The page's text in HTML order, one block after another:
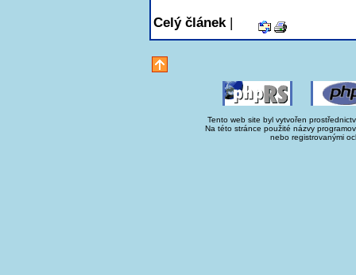
Celý článek |
Tento web site byl vytvořen
Na této stránce použité názvy
nebo registrovanými